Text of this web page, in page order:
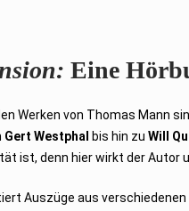
Eine
Werken von Thomas Mann
Gert Westphal bis hin zuWill
ist, denn hier wirkt der Autor
Auszüge aus